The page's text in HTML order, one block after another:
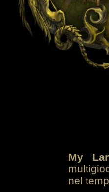
My
nel